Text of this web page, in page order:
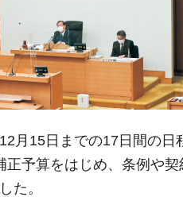
月15日までの17日間の日
予算をはじめ、条例や
た。